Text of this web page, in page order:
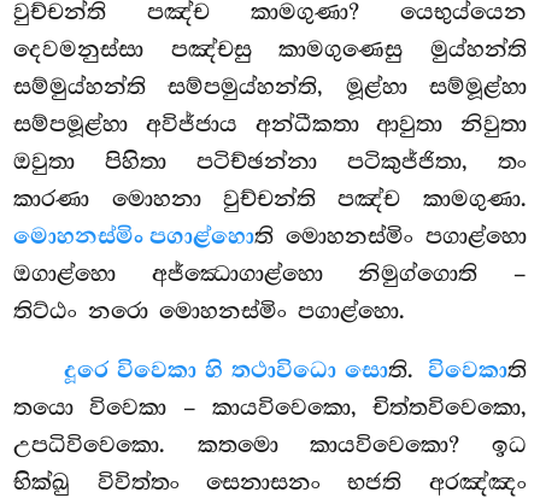
වුච්චන්ති පඤ්ච කාමගුණා? යෙභුය්යෙන
දෙවමනුස්සා පඤ්චසු කාමගුණෙසු මුය්හන්ති
සම්මුය්හන්ති සම්පමුය්හන්ති, මූළ්හා සම්මූළ්හා
සම්පමූළ්හා අවිජ්ජාය අන්ධීකතා ආවුතා නිවුතා
ඔවුතා පිහිතා පටිච්ඡන්නා පටිකුජ්ජිතා, තං
කාරණා මොහනා වුච්චන්ති පඤ්ච කාමගුණා.
මොහනස්මිං පගාළ්හොති මොහනස්මිං පගාළ්හො
ඔගාළ්හො අජ්ඣොගාළ්හො නිමුග්ගොති –
තිට්ඨං නරො මොහනස්මිං පගාළ්හො.
දූරෙ විවෙකා හි තථාවිධො සොති. විවෙකාති
තයො විවෙකා – කායවිවෙකො, චිත්තවිවෙකො,
උපධිවිවෙකො. කතමො කායවිවෙකො? ඉධ
භික්ඛු විවිත්තං සෙනාසනං භජති අරඤ්ඤං